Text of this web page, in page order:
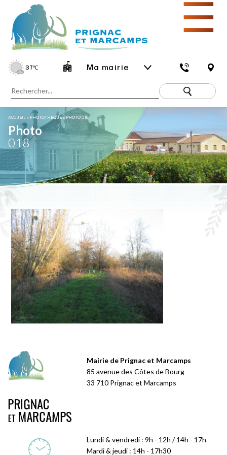
37℃ Ma mairie
☰
ACCUEIL » PHOTOTHÈQUE»PHOTO 018
Photo
018
Mairie de Prignac et Marcamps
85 avenue des Côtes de Bourg
33 710 Prignac et Marcamps
Lundi & vendredi : 9h - 12h / 14h - 17h
Mardi & jeudi : 14h - 17h30